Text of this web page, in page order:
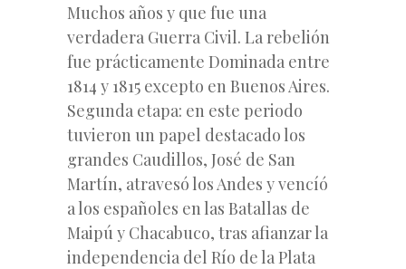
Muchos años y que fue una
verdadera Guerra Civil. La rebelión
fue prácticamente Dominada entre
1814 y 1815 excepto en Buenos Aires.
Segunda etapa: en este periodo
tuvieron un papel destacado los
grandes Caudillos, José de San
Martín, atravesó los Andes y vencíó
a los españoles en las Batallas de
Maipú y Chacabuco, tras afianzar la
independencia del Río de la Plata